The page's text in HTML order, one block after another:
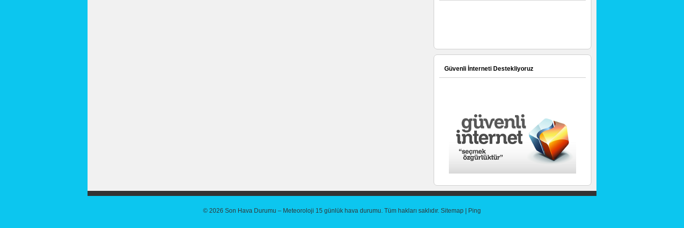
Güvenli İnterneti Destekliyoruz
© 2026 Son Hava Durumu – Meteoroloji 15 günlük hava durumu. Tüm hakları saklıdır. Sitemap Ping